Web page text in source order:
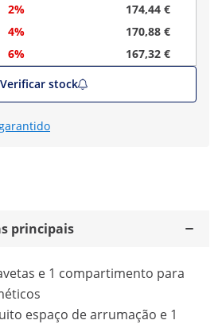
2%
174,44 €
4%
170,88 €
6%
167,32 €
Verificar stock
principais
e 1 compartimento para
espaço de arrumação e 1